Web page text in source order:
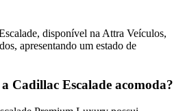
disponível na Attra Veículos,
apresentando um estado de
Cadillac Escalade acomoda?